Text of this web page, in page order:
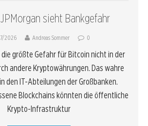
sieht Bankgefahr
2026 Andreas Sommer 0
die größte Gefahr für Bitcoin nicht in der
andere Kryptowährungen. Das wahre
den IT-Abteilungen der Großbanken.
Blockchains könnten die öffentliche
Krypto-Infrastruktur